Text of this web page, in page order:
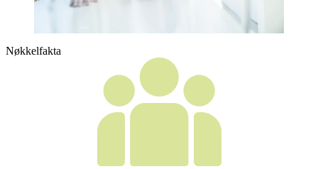
Nøkkelfakta